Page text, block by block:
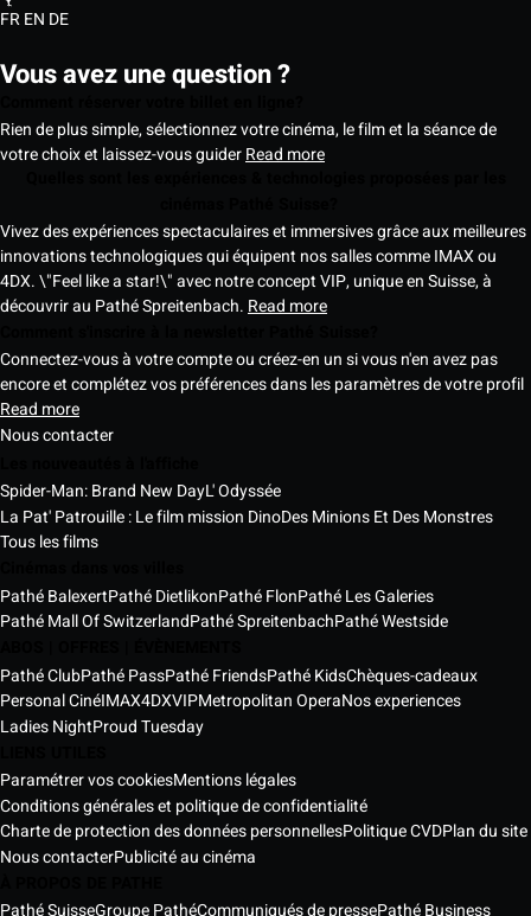
FREN DE
Vous avez une question ?
Rien de plus simple, sélectionnez votre cinéma, le film et la séance de
votre choix et laissez-vous guiderRead more
Vivez des expériences spectaculaires et immersives grâce aux meilleures
innovations technologiques qui équipent nos salles comme IMAX ou
4DX. \"Feel like a star!\" avec notre concept VIP, unique en Suisse, à
découvrir au Pathé Spreitenbach. Read more
Connectez-vous à votre compte ou créez-en un si vous n'en avez pas
encore et complétez vos préférences dans les paramètres de votre profil
Read more
Nous contacter
Spider-Man: Brand New DayL' Odyssée
La Pat' Patrouille : Le film mission DinoDes Minions Et Des Monstres
Tous les films
Pathé BalexertPathé DietlikonPathé FlonPathé Les Galeries
Pathé Mall Of SwitzerlandPathé SpreitenbachPathé Westside
Pathé ClubPathé PassPathé FriendsPathé KidsChèques-cadeaux
Personal CinéIMAX4DXVIPMetropolitan OperaNos experiences
Ladies NightProud Tuesday
Paramétrer vos cookiesMentions légales
Conditions générales et politique de confidentialité
Charte de protection des données personnellesPolitique CVDPlan du site
Nous contacterPublicité au cinéma
Pathé SuisseGroupe PathéCommuniqués de pressePathé Business